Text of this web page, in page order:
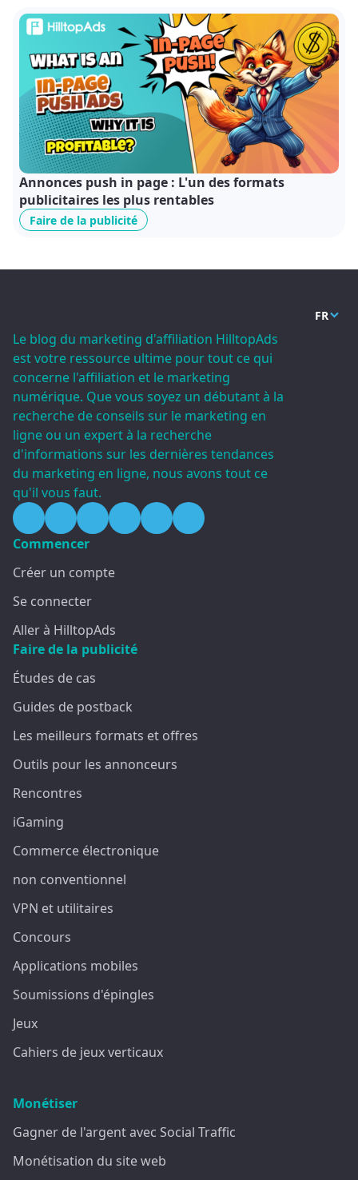
Faire de la publicité
Annonces push in page : L'un des formats
publicitaires les plus rentables
FR
Le blog du marketing d'affiliation HilltopAds
est votre ressource ultime pour tout ce qui
concerne l'affiliation et le marketing
numérique. Que vous soyez un débutant à la
recherche de conseils sur le marketing en
ligne ou un expert à la recherche
d'informations sur les dernières tendances
du marketing en ligne, nous avons tout ce
qu'il vous faut.
Commencer
Créer un compte
Se connecter
Aller à HilltopAds
Faire de la publicité
Études de cas
Guides de postback
Les meilleurs formats et offres
Outils pour les annonceurs
Rencontres
iGaming
Commerce électronique
non conventionnel
VPN et utilitaires
Concours
Applications mobiles
Soumissions d'épingles
Jeux
Cahiers de jeux verticaux
Monétiser
Gagner de l'argent avec Social Traffic
Monétisation du site web